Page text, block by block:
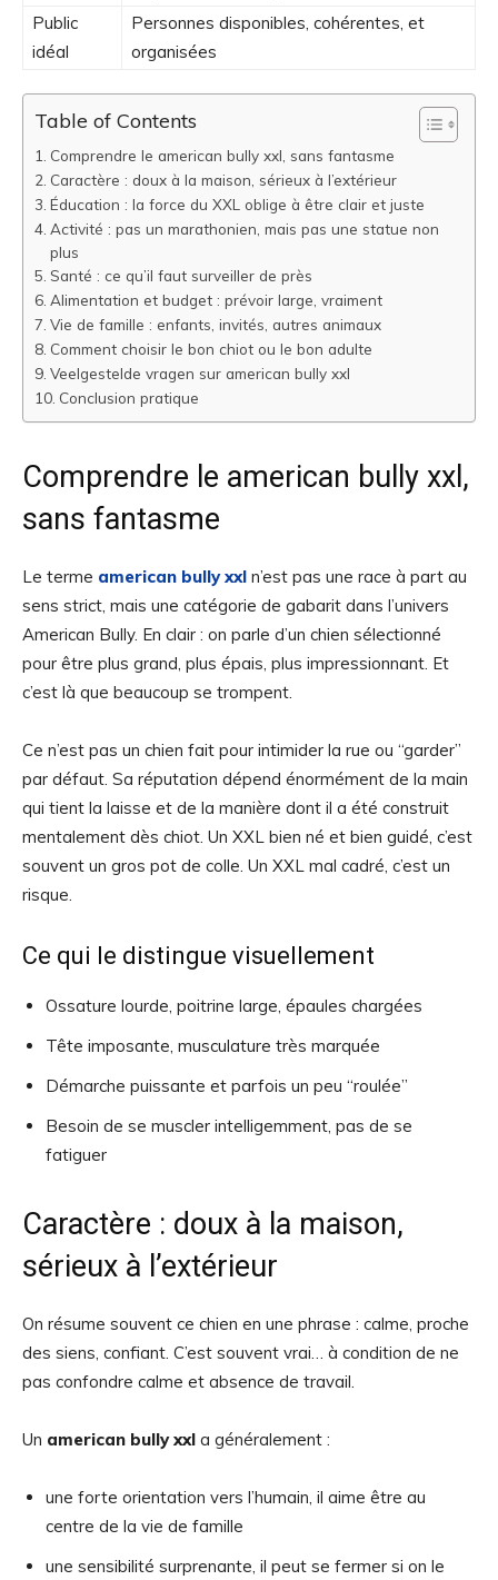
Public
idéal
Personnes disponibles, cohérentes, et
organisées
Table of Contents
Comprendre le american bully xxl, sans fantasme
Caractère : doux à la maison, sérieux à l’extérieur
Éducation : la force du XXL oblige à être clair et juste
Activité : pas un marathonien, mais pas une statue non
plus
Santé : ce qu’il faut surveiller de près
Alimentation et budget : prévoir large, vraiment
Vie de famille : enfants, invités, autres animaux
Comment choisir le bon chiot ou le bon adulte
Veelgestelde vragen sur american bully xxl
Conclusion pratique
Comprendre le american bully xxl,
sans fantasme
Le terme american bully xxl n’est pas une race à part au
sens strict, mais une catégorie de gabarit dans l’univers
American Bully. En clair : on parle d’un chien sélectionné
pour être plus grand, plus épais, plus impressionnant. Et
c’est là que beaucoup se trompent.
Ce n’est pas un chien fait pour intimider la rue ou “garder”
par défaut. Sa réputation dépend énormément de la main
qui tient la laisse et de la manière dont il a été construit
mentalement dès chiot. Un XXL bien né et bien guidé, c’est
souvent un gros pot de colle. Un XXL mal cadré, c’est un
risque.
Ce qui le distingue visuellement
Ossature lourde, poitrine large, épaules chargées
Tête imposante, musculature très marquée
Démarche puissante et parfois un peu “roulée”
Besoin de se muscler intelligemment, pas de se
fatiguer
Caractère : doux à la maison,
sérieux à l’extérieur
On résume souvent ce chien en une phrase : calme, proche
des siens, confiant. C’est souvent vrai… à condition de ne
pas confondre calme et absence de travail.
Un american bully xxl a généralement :
une forte orientation vers l’humain, il aime être au
centre de la vie de famille
une sensibilité surprenante, il peut se fermer si on le